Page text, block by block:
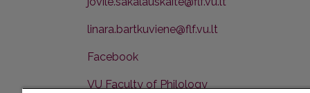
linara.bartkuviene@flf.vu.lt
Facebook
VU Faculty of Philology